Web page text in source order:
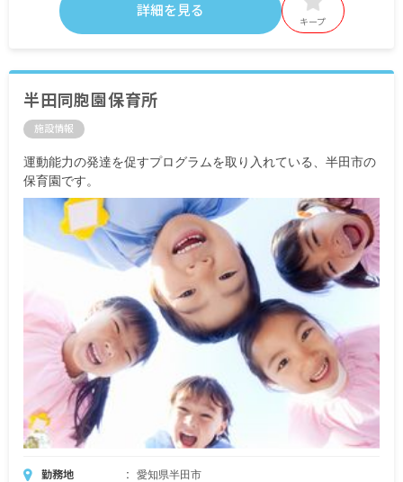
詳細を見る
キープ
半田同胞園保育所
施設情報
運動能力の発達を促すプログラムを取り入れている、半田市の
保育園です。
勤務地 愛知県半田市